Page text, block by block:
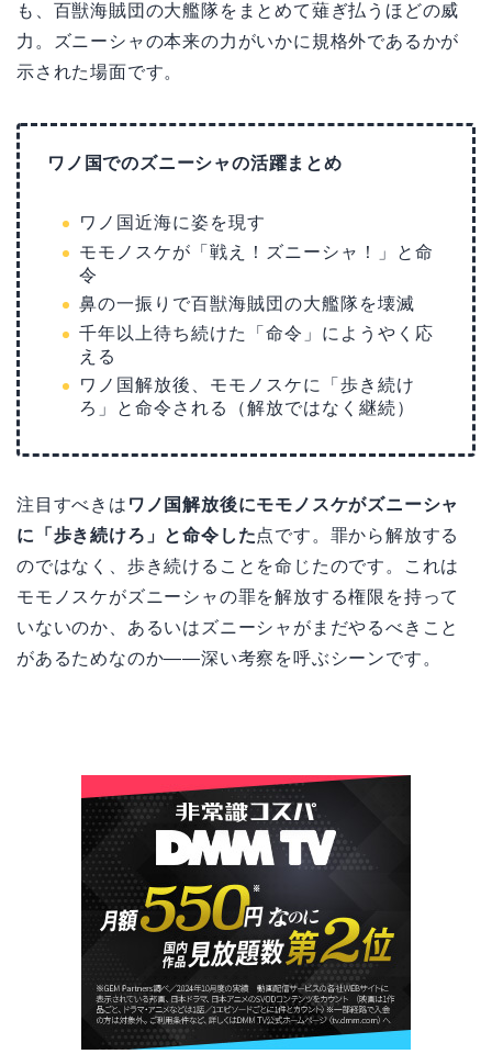
も、百獣海賊団の大艦隊をまとめて薙ぎ払うほどの威
力。ズニーシャの本来の力がいかに規格外であるかが
示された場面です。
ワノ国でのズニーシャの活躍まとめ
ワノ国近海に姿を現す
モモノスケが「戦え！ズニーシャ！」と命
令
鼻の一振りで百獣海賊団の大艦隊を壊滅
千年以上待ち続けた「命令」にようやく応
える
ワノ国解放後、モモノスケに「歩き続け
ろ」と命令される（解放ではなく継続）
注目すべきは ワノ国解放後にモモノスケがズニーシャ
に「歩き続けろ」と命令した点です。罪から解放する
のではなく、歩き続けることを命じたのです。これは
モモノスケがズニーシャの罪を解放する権限を持って
いないのか、あるいはズニーシャがまだやるべきこと
があるためなのか——深い考察を呼ぶシーンです。